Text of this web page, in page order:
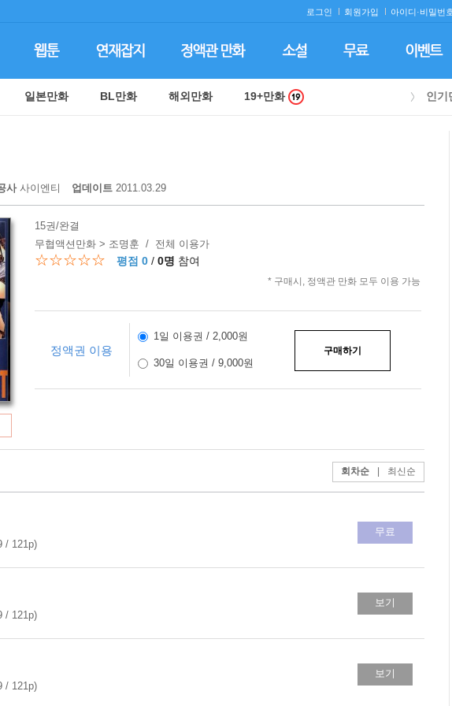
로그인 회원가입 아이디·비밀번
일본만화 BL만화 해외만화 19+만화 인기
사사이엔티 업데이트 2011.03.29
15권/완결
무협액션만화 > 조명훈 / 전체 이용가
☆☆☆☆☆ 평점 0 / 0명 참여
* 구매시, 정액관 만화 모두 이용 가능
정액권 이용
1일 이용권 / 2,000원
구매하기
30일 이용권 / 9,000원
회차순 최신순
/ 121p)
무료
/ 121p)
보기
/ 121p)
보기